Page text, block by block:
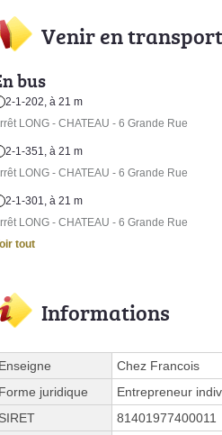
Venir en
bus
2-1-202, à 21 m
LONG - CHATEAU - 6 Grande Rue
2-1-351, à 21 m
LONG - CHATEAU - 6 Grande Rue
2-1-301, à 21 m
LONG - CHATEAU - 6 Grande Rue
tout
Informations
Enseigne
Chez Francois
Forme juridique
Entrepreneur
SIRET
81401977400011